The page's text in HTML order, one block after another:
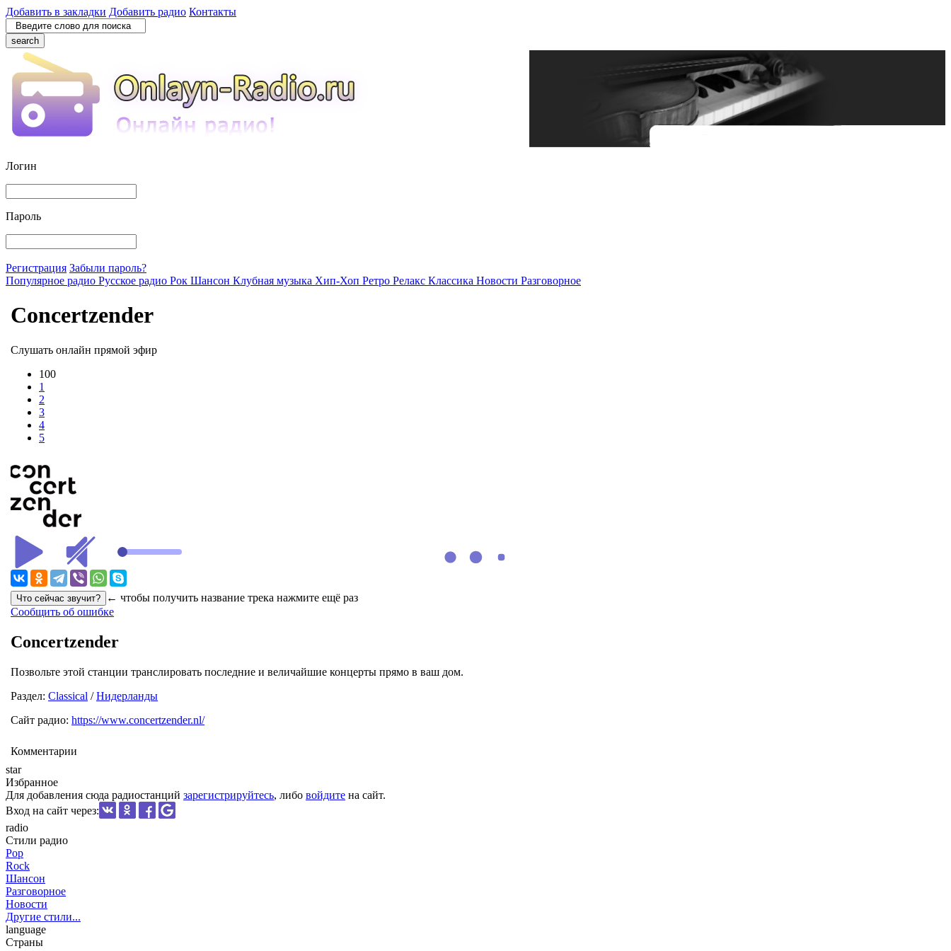
Добавить в закладки Добавить радио Контакты
search
Логин
Пароль
Регистрация Забыли пароль?
Популярное радио Русское радио Рок Шансон Клубная музыка Хип-Хоп Ретро Релакс Классика Новости Разговорное
Concertzender
Слушать онлайн прямой эфир
100
1
2
3
4
5
← чтобы получить название трека нажмите ещё раз
Сообщить об ошибке
Concertzender
Позвольте этой станции транслировать последние и величайшие концерты прямо в ваш дом.
Раздел: Classical /Нидерланды
Сайт радио: https://www.concertzender.nl/
Комментарии
star
Избранное
Для добавления сюда радиостанций зарегистрируйтесь, либо войдите на сайт.
Вход на сайт через:
radio
Стили радио
Pop
Rock
Шансон
Разговорное
Новости
Другие стили...
language
Страны